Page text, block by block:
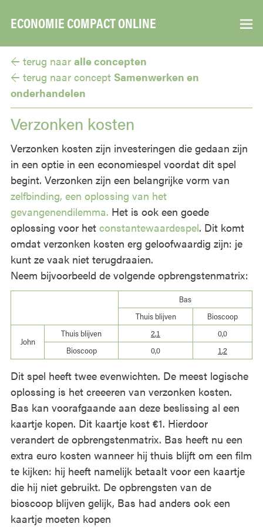
ECONOMIE COMPACT ONLINE ▼
← terug naar alle concepten
← terug naar concept Samenwerken en
onderhandelen
Verzonken kosten
Verzonken kosten zijn investeringen die gedaan zijn
in een optie in een economiespel voordat dit spel
begint. Verzonken zijn een belangrijke vorm van
zelfbinding, een oplossing van het
gevangenendilemma. Het is ook een goede
oplossing voor het constantewaardespel. Dit komt
omdat verzonken kosten erg geloofwaardig zijn: je
kunt ze vaak niet terugdraaien.
Neem bijvoorbeeld de volgende opbrengstenmatrix:
Bas
Thuis blijven
Bioscoop
John
Thuis blijven 2,1
0,0
Bioscoop
0,0 1,2
Dit spel heeft twee evenwichten. De meest logische
oplossing is het creeeren van verzonken kosten.
Bas kan voorafgaande aan deze beslissing al een
kaartje kopen. Dit kaartje kost €1. Hierdoor
verandert de opbrengstenmatrix. Bas heeft nu een
extra euro kosten wanneer hij thuis blijft om een film
te kijken: hij heeft namelijk betaalt voor een kaartje
die hij niet gebruikt. De opbrengsten van de
bioscoop blijven gelijk, Bas had anders ook een
kaartje moeten kopen